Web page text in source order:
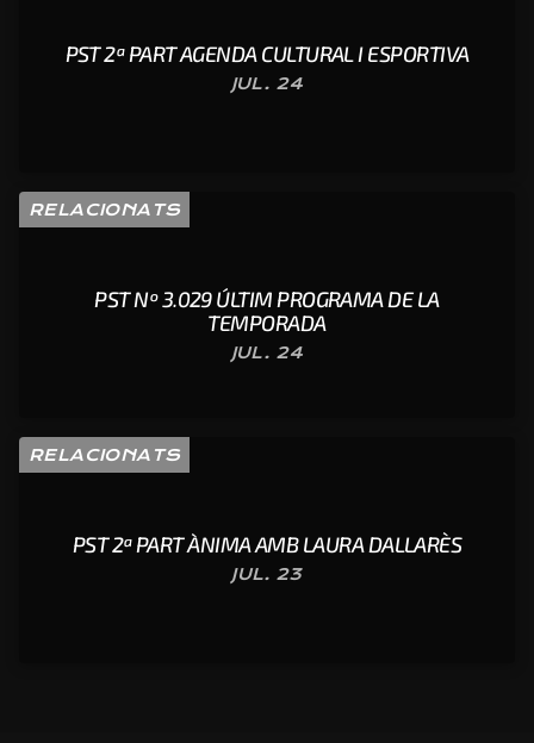
PST 2ª PART AGENDA CULTURAL I ESPORTIVA
JUL. 24
RELACIONATS
PST Nº 3.029 ÚLTIM PROGRAMA DE LA
TEMPORADA
JUL. 24
RELACIONATS
PST 2ª PART ÀNIMA AMB LAURA DALLARÈS
JUL. 23